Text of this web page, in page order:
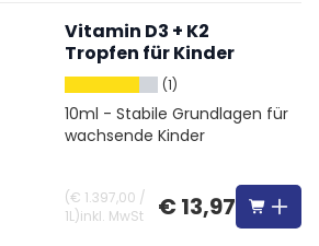
Vitamin D3 + K2
Tropfen für Kinder
(1)
10ml - Stabile Grundlagen für
wachsende Kinder
(€ 1.397,00 /
1L)inkl. MwSt € 13,97